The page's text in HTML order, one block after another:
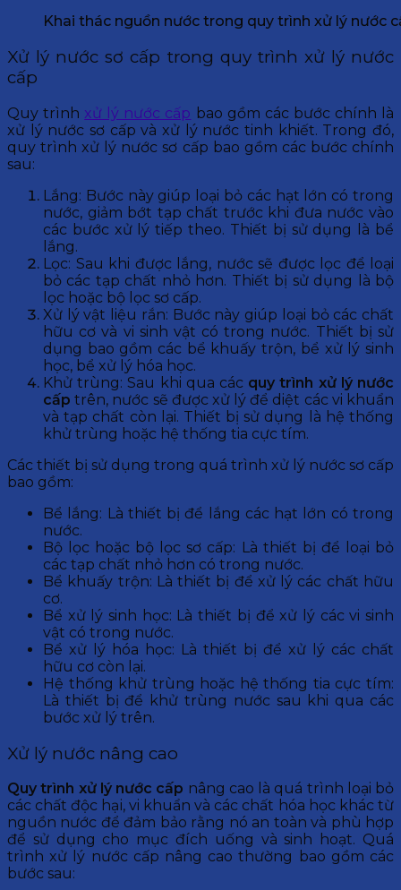
Khai thác nguồn nước trong quy trình xử lý nước
Xử lý nước sơ cấp trong quy trình xử lý nước
cấp
Quy trình xử lý nước cấp bao gồm các bước chính là
xử lý nước sơ cấp và xử lý nước tinh khiết. Trong đó,
quy trình xử lý nước sơ cấp bao gồm các bước chính
sau:
Lắng: Bước này giúp loại bỏ các hạt lớn có trong
nước, giảm bớt tạp chất trước khi đưa nước vào
các bước xử lý tiếp theo. Thiết bị sử dụng là bể
lắng.
Lọc: Sau khi được lắng, nước sẽ được lọc để loại
bỏ các tạp chất nhỏ hơn. Thiết bị sử dụng là bộ
lọc hoặc bộ lọc sơ cấp.
Xử lý vật liệu rắn: Bước này giúp loại bỏ các chất
hữu cơ và vi sinh vật có trong nước. Thiết bị sử
dụng bao gồm các bể khuấy trộn, bể xử lý sinh
học, bể xử lý hóa học.
Khử trùng: Sau khi qua các quy trình xử lý nước
cấp trên, nước sẽ được xử lý để diệt các vi khuẩn
và tạp chất còn lại. Thiết bị sử dụng là hệ thống
khử trùng hoặc hệ thống tia cực tím.
Các thiết bị sử dụng trong quá trình xử lý nước sơ cấp
bao gồm:
Bể lắng: Là thiết bị để lắng các hạt lớn có trong
nước.
Bộ lọc hoặc bộ lọc sơ cấp: Là thiết bị để loại bỏ
các tạp chất nhỏ hơn có trong nước.
Bể khuấy trộn: Là thiết bị để xử lý các chất hữu
cơ.
Bể xử lý sinh học: Là thiết bị để xử lý các vi sinh
vật có trong nước.
Bể xử lý hóa học: Là thiết bị để xử lý các chất
hữu cơ còn lại.
Hệ thống khử trùng hoặc hệ thống tia cực tím:
Là thiết bị để khử trùng nước sau khi qua các
bước xử lý trên.
Xử lý nước nâng cao
Quy trình xử lý nước cấp nâng cao là quá trình loại bỏ
các chất độc hại, vi khuẩn và các chất hóa học khác từ
nguồn nước để đảm bảo rằng nó an toàn và phù hợp
để sử dụng cho mục đích uống và sinh hoạt. Quá
trình xử lý nước cấp nâng cao thường bao gồm các
bước sau: